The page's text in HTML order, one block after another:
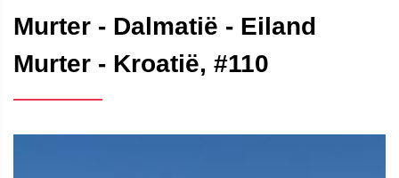
Murter - Dalmatië - Eiland
Murter - Kroatië, #110